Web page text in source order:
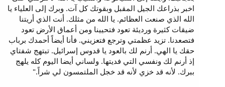
اخبر بذراعك الجيل المقبل وبقوتك كل آت‏. وبرك إلى العلياء يا
الله الذي صنعت العظائم. يا الله من مثلك. أنت الذي أريتنا
ضيقات كثيرة ورديئة تعود فتحيينا ومن أعماق الأرض تعود
فتصعدنا. تزيد عظمتي وترجع فتعزيني. فأنا أيضاً أحمدك برباب
حقك يا الهي. أرنم لك بالعود يا قدوس إسرائيل. تبتهج شفتاي
إذ أرنم لك ونفسي التي فديتها. ولساني أيضا اليوم كله يلهج
ببرك. لأنه قد خزي لأنه قد خجل الملتمسون لي شراً."